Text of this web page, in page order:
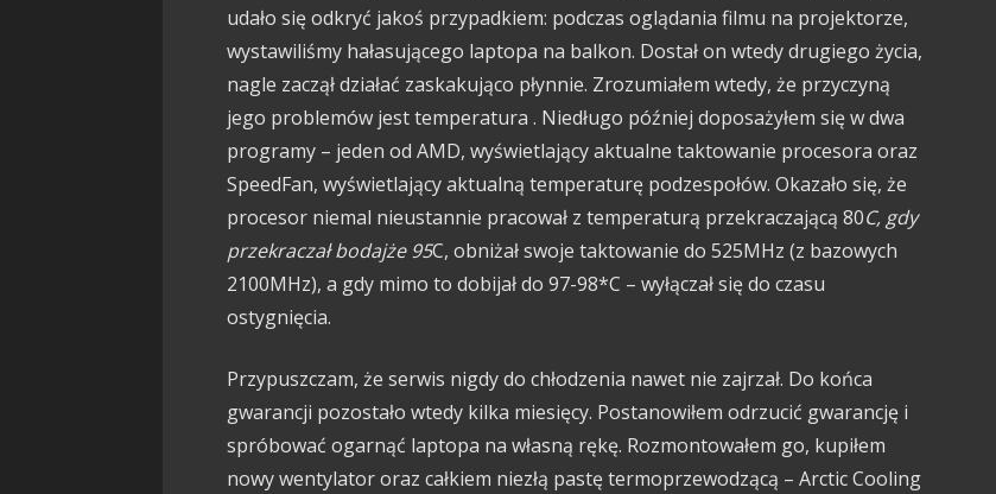
udało się odkryć jakoś przypadkiem: podczas oglądania filmu na projektorze,
wystawiliśmy hałasującego laptopa na balkon. Dostał on wtedy drugiego życia,
nagle zaczął działać zaskakująco płynnie. Zrozumiałem wtedy, że przyczyną
jego problemów jest temperatura . Niedługo później doposażyłem się w dwa
programy – jeden od AMD, wyświetlający aktualne taktowanie procesora oraz
SpeedFan, wyświetlający aktualną temperaturę podzespołów. Okazało się, że
procesor niemal nieustannie pracował z temperaturą przekraczającą 80C, gdy
przekraczał bodajże 95C, obniżał swoje taktowanie do 525MHz (z bazowych
2100MHz), a gdy mimo to dobijał do 97-98*C – wyłączał się do czasu
ostygnięcia.
Przypuszczam, że serwis nigdy do chłodzenia nawet nie zajrzał. Do końca
gwarancji pozostało wtedy kilka miesięcy. Postanowiłem odrzucić gwarancję i
spróbować ogarnąć laptopa na własną rękę. Rozmontowałem go, kupiłem
nowy wentylator oraz całkiem niezłą pastę termoprzewodzącą – Arctic Cooling